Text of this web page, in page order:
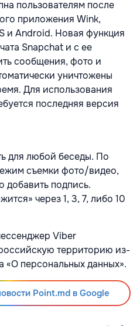
пользователям после
приложения Wink,
и Android. Новая функция
Snapchat и с ее
сообщения, фото и
уничтожены
Для использования
последняя версия
для любой беседы. По
съемки фото/видео,
добавить подпись.
через 1, 3, 7, либо 10
Viber
территорию из-
«О персональных данных».
Point.md в Google